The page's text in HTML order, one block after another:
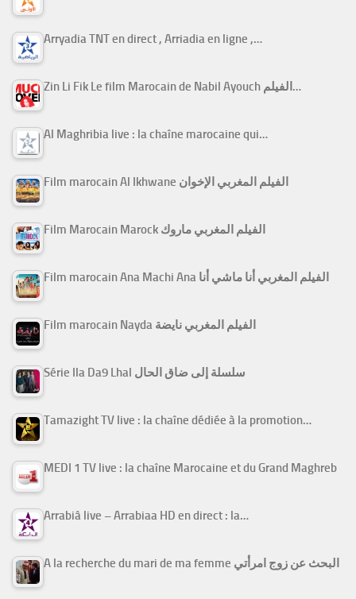
Arryadia TNT en direct , Arriadia en ligne ,…
Zin Li Fik Le film Marocain de Nabil Ayouch الفيلم…
Al Maghribia live : la chaîne marocaine qui…
Film marocain Al Ikhwane الفيلم المغربي الإخوان
Film Marocain Marock الفيلم المغربي ماروك
Film marocain Ana Machi Ana الفيلم المغربي أنا ماشي أنا
Film marocain Nayda الفيلم المغربي نايضة
Série Ila Da9 Lhal سلسلة إلى ضاق الحال
Tamazight TV live : la chaîne dédiée à la promotion…
MEDI 1 TV live : la chaîne Marocaine et du Grand Maghreb
Arrabiâ live – Arrabiaa HD en direct : la…
A la recherche du mari de ma femme البحث عن زوج امرأتي